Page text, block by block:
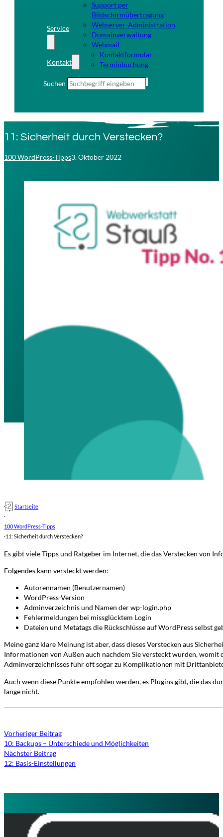
Service
Support per
Bildschirmübertragung
Webserver-Administration
Domainverwaltung
Webmail
Kontakt
Kontaktformular
Terminbuchung
Suchen
11: Sicherheit durch Verstecken?
100 WordPress-Tipps3. Oktober 2022
Startseite
·
100 WordPress-Tipps
·11: Sicherheit durch Verstecken?
Es gibt viele Tipps und Ratgeber im Internet, die das Verstecken von
Folgendes kann versteckt werden:
Autorennamen (Benutzernamen)
WordPress-Version
Adminverzeichnis und Namen der wp-login.php
Fehlermeldungen bei missglücktem Login
Dateien und Metatags die Rückschlüsse auf WordPress selbst
Meine ganz klare Meinung ist aber, dass dieses Verstecken aus
Informationen von Außen auch nachdem Sie versteckt wurden, womit
Adminverzeichnisses führ oft sogar zu Komplikationen mit
Auch wenn diese Punkte empfohlen werden, es Plugins gibt, die das
lange nicht.
Vorheriger Beitrag
10: Backups – Unterschiede und Möglichkeiten
Nächster Beitrag
12: Basis-Einstellungen